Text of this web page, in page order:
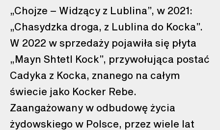
„Chojze – Widzący z Lublina”, w 2021:
„Chasydzka droga, z Lublina do Kocka”.
W 2022 w sprzedaży pojawiła się płyta
„Mayn Shtetl Kock”, przywołująca postać
Cadyka z Kocka, znanego na całym
świecie jako Kocker Rebe.
Zaangażowany w odbudowę życia
żydowskiego w Polsce, przez wiele lat